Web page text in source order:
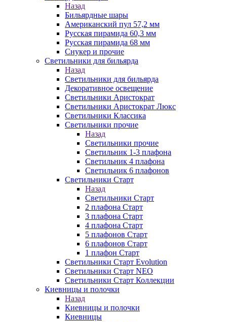
Назад
Бильярдные шары
Американский пул 57,2 мм
Русская пирамида 60,3 мм
Русская пирамида 68 мм
Снукер и прочие
Светильники для бильярда
Назад
Светильники для бильярда
Декоративное освещение
Светильники Аристократ
Светильники Аристократ Люкс
Светильники Классика
Светильники прочие
Назад
Светильники прочие
Светильник 1-3 плафона
Светильник 4 плафона
Светильник 6 плафонов
Светильники Старт
Назад
Светильники Старт
2 плафона Старт
3 плафона Старт
4 плафона Старт
5 плафонов Старт
6 плафонов Старт
1 плафон Старт
Светильники Старт Evolution
Светильники Старт NEO
Светильники Старт Коллекции
Киевницы и полочки
Назад
Киевницы и полочки
Киевницы